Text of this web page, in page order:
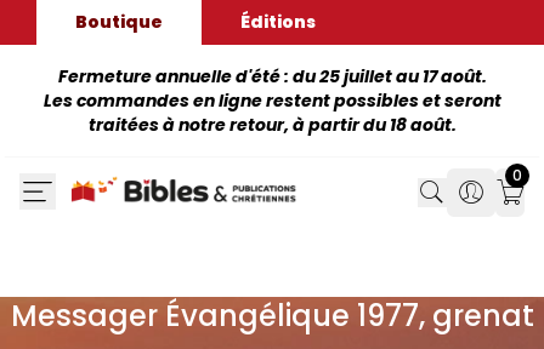
Boutique Éditions
Fermeture annuelle d'été : du 25 juillet au 17 août.
Les commandes en ligne restent possibles et seront
traitées à notre retour, à partir du 18 août.
Search
Search
0
Messager Évangélique 1977, grenat